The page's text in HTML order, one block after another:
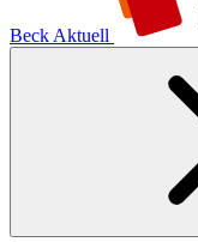
Beck Aktuell